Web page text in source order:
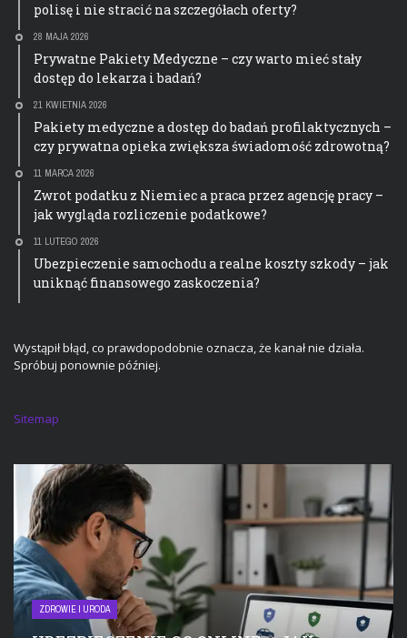
polisę i nie stracić na szczegółach oferty?
28 MAJA 2026
Prywatne Pakiety Medyczne – czy warto mieć stały
dostęp do lekarza i badań?
21 KWIETNIA 2026
Pakiety medyczne a dostęp do badań profilaktycznych –
czy prywatna opieka zwiększa świadomość zdrowotną?
11 MARCA 2026
Zwrot podatku z Niemiec a praca przez agencję pracy –
jak wygląda rozliczenie podatkowe?
11 LUTEGO 2026
Ubezpieczenie samochodu a realne koszty szkody – jak
uniknąć finansowego zaskoczenia?
Wystąpił błąd, co prawdopodobnie oznacza, że kanał nie działa.
Spróbuj ponownie później.
Sitemap
ZDROWIE I URODA